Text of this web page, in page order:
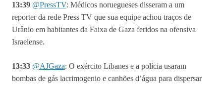
13:39 @PressTV: Médicos noruegueses disseram a um
reporter da rede Press TV que sua equipe achou traços de
Urânio em habitantes da Faixa de Gaza feridos na ofensiva
Israelense.
13:33 @AJGaza: O exército Libanes e a polícia usaram
bombas de gás lacrimogenio e canhões d’água para dispersar